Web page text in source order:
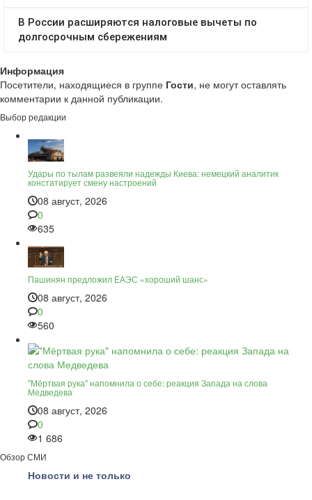
Информация
Посетители, находящиеся в группе Гости, не могут оставлять
комментарии к данной публикации.
Выбор редакции
Удары по тылам развеяли надежды Киева: немецкий аналитик
констатирует смену настроений
08 август, 2026
0
635
Пашинян предложил ЕАЭС «хороший шанс»
08 август, 2026
0
560
"Мёртвая рука" напомнила о себе: реакция Запада на слова
Медведева
08 август, 2026
0
1 686
Обзор СМИ
Новости и не только